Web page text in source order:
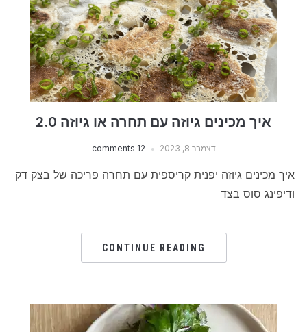
איך מכינים גיוזה עם תחרה או גיוזה 2.0
דצמבר 8, 2023 12 comments
איך מכינים גיוזה יפנית קריספית עם תחרה פריכה של בצק דק
ודיפינג סוס בצד
CONTINUE READING